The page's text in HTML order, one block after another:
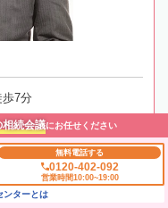
7分
7-5-34 インペリアル赤坂
地図
相続会議にお任せください
無料電話する
0120-402-092
営業時間10:00~19:00
ンターとは